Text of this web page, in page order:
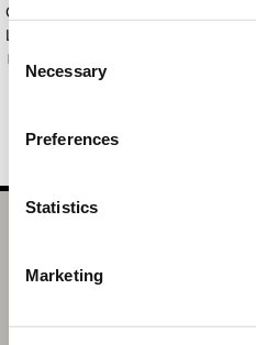
Selection
Necessary
Preferences
Statistics
Marketing
CAPCOM×B-SIDE
LABELステッカー
ロック...
440円
CAPCOM×B-SIDE LABELス